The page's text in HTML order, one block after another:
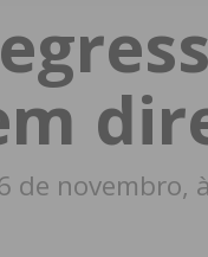
de novembro,